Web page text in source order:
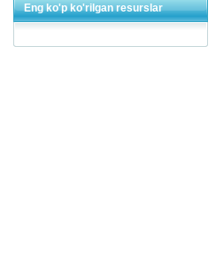
Eng ko'p ko'rilgan resurslar